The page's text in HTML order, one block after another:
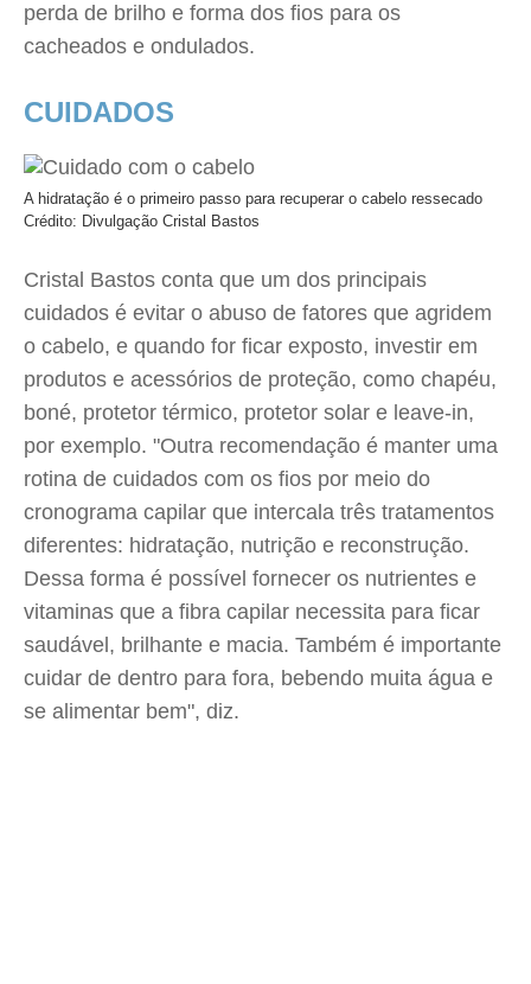
perda de brilho e forma dos fios para os
cacheados e ondulados.
CUIDADOS
A hidratação é o primeiro passo para recuperar o cabelo ressecado
Crédito: Divulgação Cristal Bastos
Cristal Bastos conta que um dos principais
cuidados é evitar o abuso de fatores que agridem
o cabelo, e quando for ficar exposto, investir em
produtos e acessórios de proteção, como chapéu,
boné, protetor térmico, protetor solar e leave-in,
por exemplo. "Outra recomendação é manter uma
rotina de cuidados com os fios por meio do
cronograma capilar que intercala três tratamentos
diferentes: hidratação, nutrição e reconstrução.
Dessa forma é possível fornecer os nutrientes e
vitaminas que a fibra capilar necessita para ficar
saudável, brilhante e macia. Também é importante
cuidar de dentro para fora, bebendo muita água e
se alimentar bem", diz.